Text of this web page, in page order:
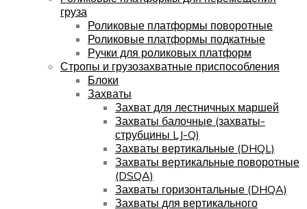
груза
Роликовые платформы поворотные
Роликовые платформы подкатные
Ручки для роликовых платформ
Стропы и грузозахватные приспособления
Блоки
Захваты
Захват для лестничных маршей
Захваты балочные (захваты-
струбцины LJ-Q)
Захваты вертикальные (DHQL)
Захваты вертикальные поворотные
(DSQA)
Захваты горизонтальные (DHQA)
Захваты для вертикального